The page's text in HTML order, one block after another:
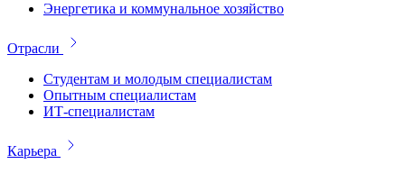
Энергетика и коммунальное хозяйство
Отрасли
Студентам и молодым специалистам
Опытным специалистам
ИТ-специалистам
Карьера